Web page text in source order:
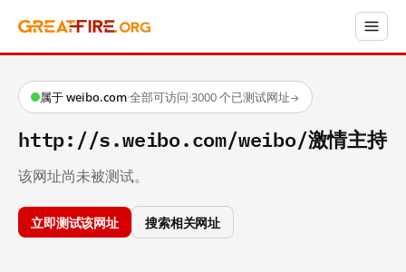
属于 weibo.com·全部可访问·3000 个已测试网址→
http://s.weibo.com/weibo/激情主持
该网址尚未被测试。
立即测试该网址 搜索相关网址